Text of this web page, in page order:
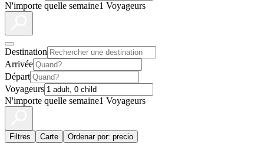
N'importe quelle semaine1 Voyageurs
Destination
Arrivée
Départ
Voyageurs
N'importe quelle semaine1 Voyageurs
Filtres Carte Ordenar por: precio